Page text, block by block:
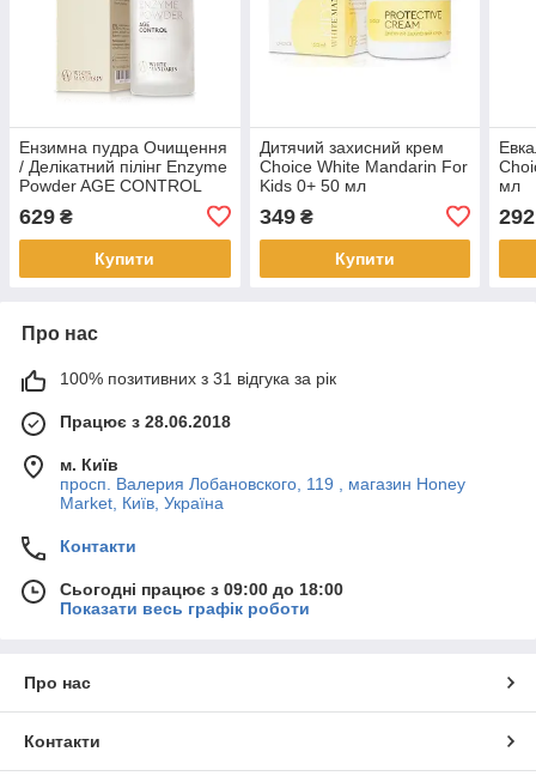
Ензимна пудра Очищення
/ Делікатний пілінг Enzyme
Powder AGE CONTROL
Choice White Mandarin 50
мл
629 ₴
Купити
Дитячий захисний крем
Choice White Mandarin For
Kids 0+ 50 мл
349₴
Купити
мл
292
Про нас
100% позитивних з 31 відгука за рік
Працює з 28.06.2018
м. Київ
просп. Валерия Лобановского, 119 , магазин Honey
Market, Київ, Україна
Контакти
Сьогодні працює з 09:00 до 18:00
Показати весь графік роботи
Про нас
Контакти